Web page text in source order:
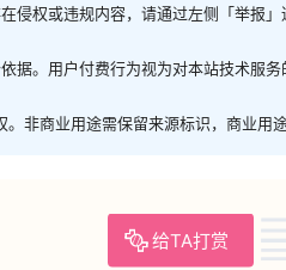
侵权或违规内容，请通过左侧「举报
据。用户付费行为视为对本站技术服
。非商业用途需保留来源标识，商业用
给TA打赏